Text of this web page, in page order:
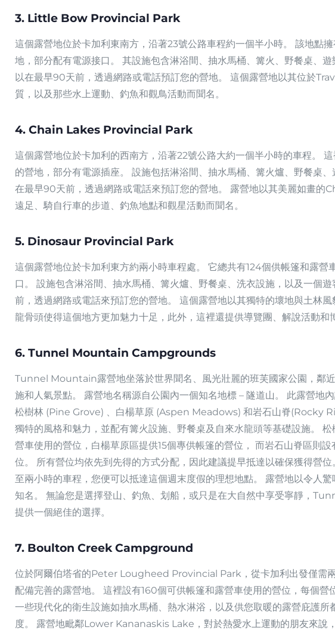
3. Little Bow Provincial Park
這個露營地位於卡加利東南方，沿著23號公路車程約一個半小時。 該地點
地，部分配有電源接口。 其設施包含淋浴間、抽水馬桶、篝火、野餐桌、
以在最早90天前，透過網路或電話預訂您的營地。 這個露營地以其位於
質，以及那些水上運動、釣魚和觀鳥活動而聞名。
4. Chain Lakes Provincial Park
這個露營地位於卡加利的西南方，沿著22號公路大約一個半小時的車程。
的營地，部分有電源插座。 設施包括淋浴間、抽水馬桶、篝火爐、野餐桌
在最早90天前，透過網路或電話來預訂您的營地。 露營地以其美麗如畫的
遠足、騎自行車的步道、釣魚地點和觀星活動而聞名。
5. Dinosaur Provincial Park
這個露營地位於卡加利東方約兩小時車程處。 它總共有124個供帳篷和露營
口。 設施包含淋浴間、抽水馬桶、篝火爐、野餐桌、洗衣設施，以及一個
前，透過網路或電話來預訂您的營地。 這個露營地以其獨特的壞地與土林
龍骨頭使得這個地方更加魅力十足，此外，這裡還提供導覽團、解說活動和
6. Tunnel Mountain Campgrounds
Tunnel Mountain露營地坐落於世界聞名、風光壯麗的班芙國家公園，鄰
施和人氣景點。 露營地名稱源自公園內一個知名地標 – 隧道山。 此露營地
松樹林 (Pine Grove) 、白楊草原 (Aspen Meadows) 和岩石山脊(Rocky
獨特的風格和魅力，並配有篝火設施、野餐桌及自來水龍頭等基礎設施。
營車使用的營位，白楊草原區提供15個專供帳篷的營位， 而岩石山脊區則
位。 所有營位均依先到先得的方式分配，因此建議提早抵達以確保獲得營
至兩小時的車程，您便可以抵達這個週末度假的理想地點。 露營地以令人
知名。 無論您是選擇登山、釣魚、划船，或只是在大自然中享受寧靜，
提供一個絕佳的選擇。
7. Boulton Creek Campground
位於阿爾伯塔省的Peter Lougheed Provincial Park，從卡加利出發僅需
配備完善的露營地。 這裡設有160個可供帳篷和露營車使用的營位，每個營
一些現代化的衛生設施如抽水馬桶、熱水淋浴，以及供您取暖的露營庇護所
度。 露營地毗鄰Lower Kananaskis Lake，對於熱愛水上運動的朋友來說